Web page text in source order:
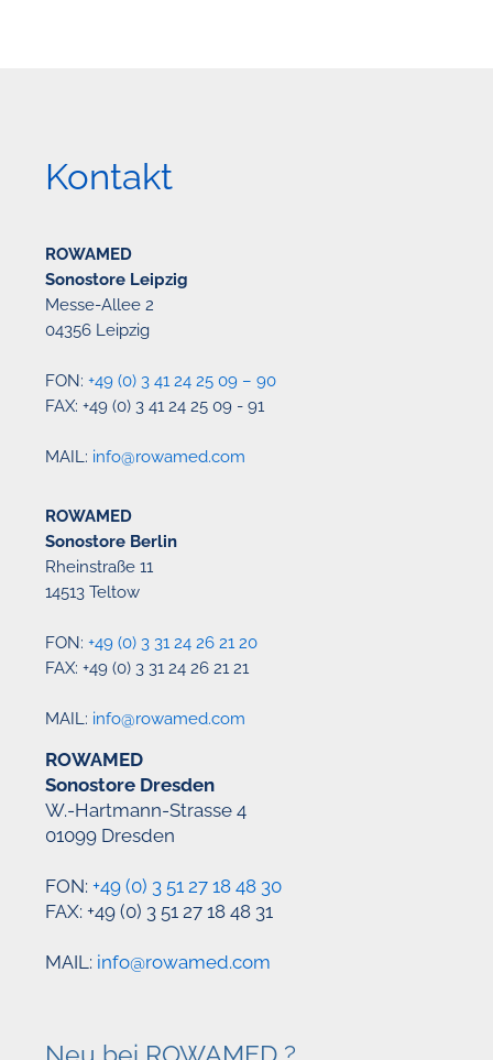
Kontakt
ROWAMED
Sonostore Leipzig
Messe-Allee 2
04356 Leipzig
FON:+49 (0) 3 41 24 25 09 – 90
FAX: +49 (0) 3 41 24 25 09 - 91
MAIL: info@rowamed.com
ROWAMED
Sonostore Berlin
Rheinstraße 11
14513 Teltow
FON:+49 (0) 3 31 24 26 21 20
FAX: +49 (0) 3 31 24 26 21 21
MAIL: info@rowamed.com
ROWAMED
Sonostore Dresden
W.-Hartmann-Strasse 4
01099 Dresden
FON:+49 (0) 3 51 27 18 48 30
FAX: +49 (0) 3 51 27 18 48 31
MAIL: info@rowamed.com
Neu bei ROWAMED ?